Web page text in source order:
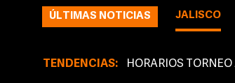
ÚLTIMAS NOTICIAS JALISCO
TENDENCIAS: HORARIOS